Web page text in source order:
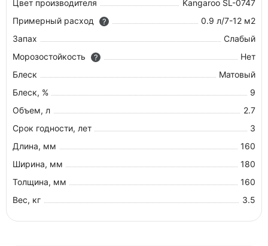
Цвет производителя
Kangaroo SL-0747
Примерный расход
?
0.9 л/7-12 м2
Запах
Слабый
Морозостойкость
?
Нет
Блеск
Матовый
Блеск, %
9
Объем, л
2.7
Срок годности, лет
3
Длина, мм
160
Ширина, мм
180
Толщина, мм
160
Вес, кг
3.5